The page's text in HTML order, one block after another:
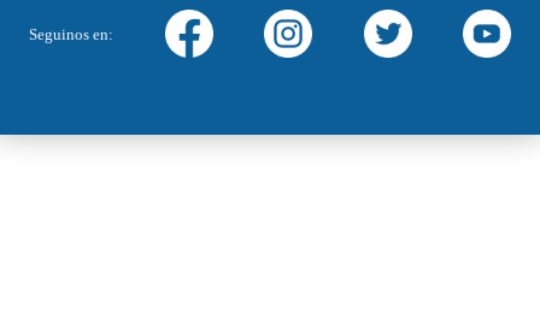
Seguinos en: